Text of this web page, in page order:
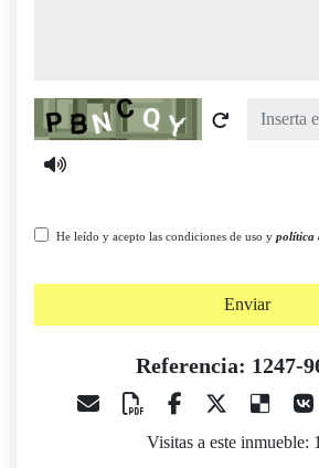
Captcha
He leído y acepto las condiciones de uso y política
Enviar
Referencia: 1247-
Visitas a este inmueble: